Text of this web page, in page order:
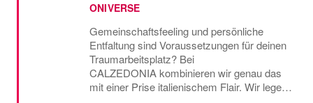
ONIVERSE
Gemeinschaftsfeeling und persönliche
Entfaltung sind Voraussetzungen für deinen
Traumarbeitsplatz? Bei
CALZEDONIA kombinieren wir genau das
mit einer Prise italienischem Flair. Wir legen